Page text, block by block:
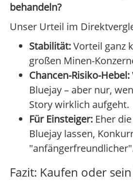
behandeln?
Unser Urteil im
Stabilität:Vorteil ganz
großen Minen-
Chancen-Risiko-Hebel:
Bluejay – aber nur,
Story wirklich aufgeht.
Für Einsteiger: Eher
Bluejay lassen,
Fazit: Kaufen oder